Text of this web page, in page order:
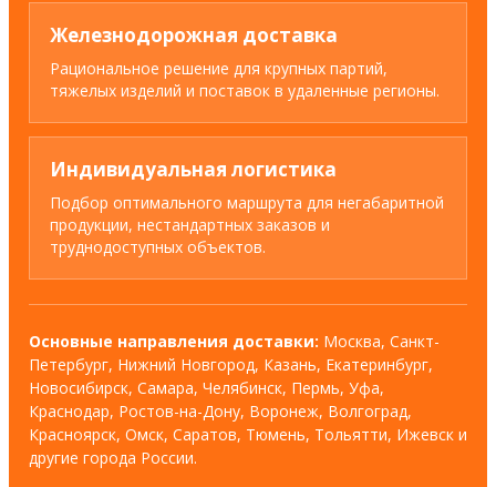
Железнодорожная доставка
Рациональное решение для крупных партий,
тяжелых изделий и поставок в удаленные регионы.
Индивидуальная логистика
Подбор оптимального маршрута для негабаритной
продукции, нестандартных заказов и
труднодоступных объектов.
Основные направления доставки: Москва, Санкт-
Петербург, Нижний Новгород, Казань, Екатеринбург,
Новосибирск, Самара, Челябинск, Пермь, Уфа,
Краснодар, Ростов-на-Дону, Воронеж, Волгоград,
Красноярск, Омск, Саратов, Тюмень, Тольятти, Ижевск и
другие города России.